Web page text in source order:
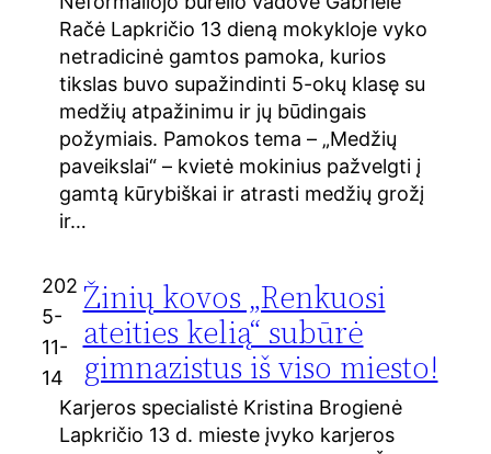
Račė Lapkričio 13 dieną mokykloje vyko
netradicinė gamtos pamoka, kurios
tikslas buvo supažindinti 5-okų klasę su
medžių atpažinimu ir jų būdingais
požymiais. Pamokos tema – „Medžių
paveikslai“ – kvietė mokinius pažvelgti į
gamtą kūrybiškai ir atrasti medžių grožį
ir…
202
5-
11-
14
Žinių kovos „Renkuosi
ateities kelią“ subūrė
gimnazistus iš viso miesto!
Karjeros specialistė Kristina Brogienė
Lapkričio 13 d. mieste įvyko karjeros